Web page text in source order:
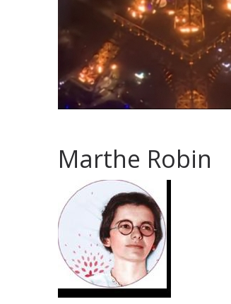
Marthe Robin